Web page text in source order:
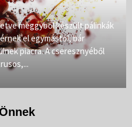
meggyből készült pálinkák
el egymástól, bár
piacra. A cseresznyéből